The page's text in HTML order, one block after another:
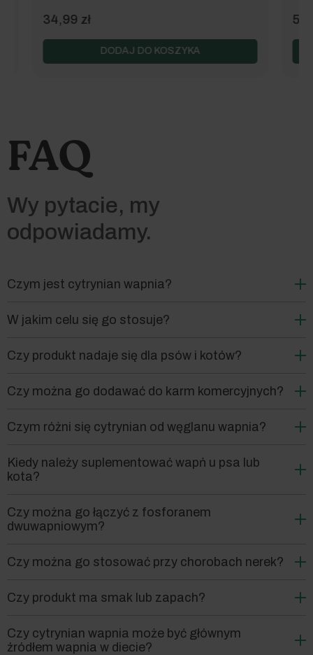
34,99 zł
DODAJ DO KOSZYKA
59,99
FAQ
Wy pytacie, my
odpowiadamy.
Czym jest cytrynian wapnia?
W jakim celu się go stosuje?
Czy produkt nadaje się dla psów i kotów?
Czy można go dodawać do karm komercyjnych?
Czym różni się cytrynian od węglanu wapnia?
Kiedy należy suplementować wapń u psa lub
kota?
Czy można go łączyć z fosforanem
dwuwapniowym?
Czy można go stosować przy chorobach nerek?
Czy produkt ma smak lub zapach?
Czy cytrynian wapnia może być głównym
źródłem wapnia w diecie?